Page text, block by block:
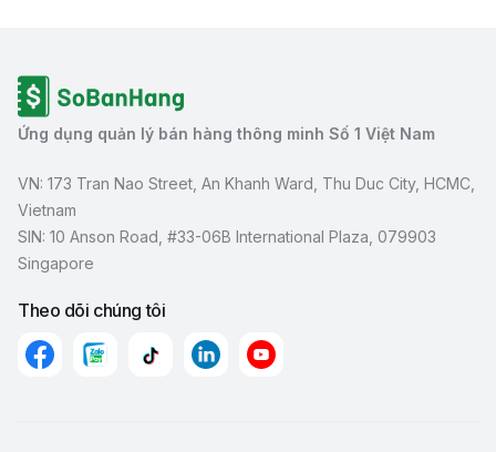
Ứng dụng quản lý bán hàng thông minh Số 1 Việt Nam
VN: 173 Tran Nao Street, An Khanh Ward, Thu Duc City, HCMC,
Vietnam
SIN: 10 Anson Road, #33-06B International Plaza, 079903
Singapore
Theo dõi chúng tôi